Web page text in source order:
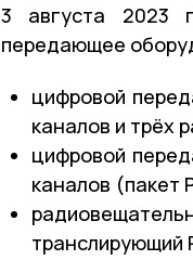
3 августа 2023
передающее
цифровой
каналов и трёх
цифровой
каналов (пакет
транслирующий